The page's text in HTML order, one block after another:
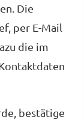
Die
per E-Mail
die im
bestätige